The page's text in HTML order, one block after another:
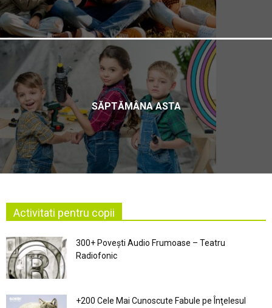
SĂPTĂMÂNA ASTA
Activitati pentru copii
300+ Povești Audio Frumoase – Teatru
Radiofonic
+200 Cele Mai Cunoscute Fabule pe Înţelesul